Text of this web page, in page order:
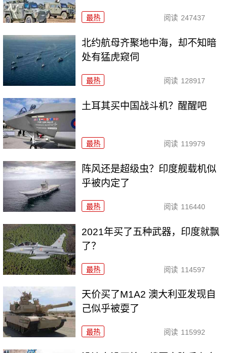
最热 阅读 247437
北约航母齐聚地中海，却不知暗
处有猛虎窥伺
最热 阅读 128917
土耳其买中国战斗机？醒醒吧
最热 阅读 119979
阵风还是超级虫？印度舰载机似
乎被内定了
最热 阅读 116440
2021年买了五种武器，印度就飘
了？
最热 阅读 114597
天价买了M1A2 澳大利亚发现自
己似乎被耍了
最热 阅读 115992